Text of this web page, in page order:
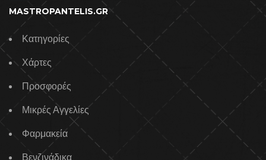
MASTROPANTELIS.GR
Κατηγορίες
Χάρτες
Προσφορές
Μικρές Αγγελίες
Φαρμακεία
Βενζινάδικα